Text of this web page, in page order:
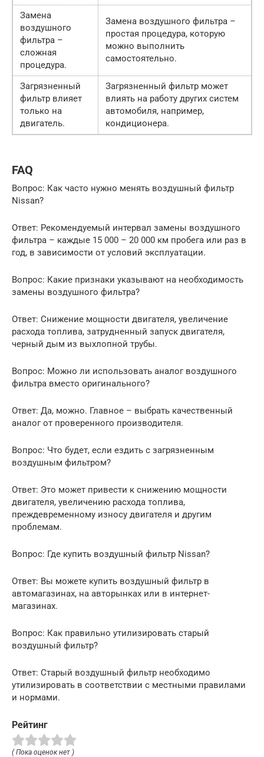
Замена
воздушного
фильтра –
сложная
процедура.
Замена воздушного фильтра –
простая процедура, которую
можно выполнить
самостоятельно.
Загрязненный
фильтр влияет
только на
двигатель.
Загрязненный фильтр может
влиять на работу других систем
автомобиля, например,
кондиционера.
FAQ
Вопрос: Как часто нужно менять воздушный фильтр
Nissan?
Ответ: Рекомендуемый интервал замены воздушного
фильтра – каждые 15 000 – 20 000 км пробега или раз в
год, в зависимости от условий эксплуатации.
Вопрос: Какие признаки указывают на необходимость
замены воздушного фильтра?
Ответ: Снижение мощности двигателя, увеличение
расхода топлива, затрудненный запуск двигателя,
черный дым из выхлопной трубы.
Вопрос: Можно ли использовать аналог воздушного
фильтра вместо оригинального?
Ответ: Да, можно. Главное – выбрать качественный
аналог от проверенного производителя.
Вопрос: Что будет, если ездить с загрязненным
воздушным фильтром?
Ответ: Это может привести к снижению мощности
двигателя, увеличению расхода топлива,
преждевременному износу двигателя и другим
проблемам.
Вопрос: Где купить воздушный фильтр Nissan?
Ответ: Вы можете купить воздушный фильтр в
автомагазинах, на авторынках или в интернет-
магазинах.
Вопрос: Как правильно утилизировать старый
воздушный фильтр?
Ответ: Старый воздушный фильтр необходимо
утилизировать в соответствии с местными правилами
и нормами.
Рейтинг
( Пока оценок нет )